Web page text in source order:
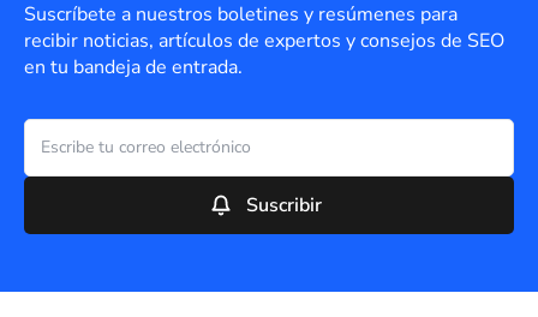
Suscríbete a nuestros boletines y resúmenes para
recibir noticias, artículos de expertos y consejos de SEO
en tu bandeja de entrada.
Suscribir